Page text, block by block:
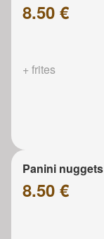
8.50 €
+ frites
Panini nuggets
8.50 €